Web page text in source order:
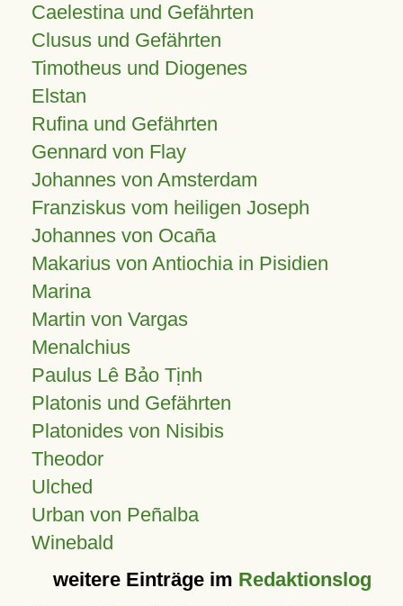
Caelestina und Gefährten
Clusus und Gefährten
Timotheus und Diogenes
Elstan
Rufina und Gefährten
Gennard von Flay
Johannes von Amsterdam
Franziskus vom heiligen Joseph
Johannes von Ocaña
Makarius von Antiochia in Pisidien
Marina
Martin von Vargas
Menalchius
Paulus Lê Bảo Tịnh
Platonis und Gefährten
Platonides von Nisibis
Theodor
Ulched
Urban von Peñalba
Winebald
weitere Einträge im Redaktionslog